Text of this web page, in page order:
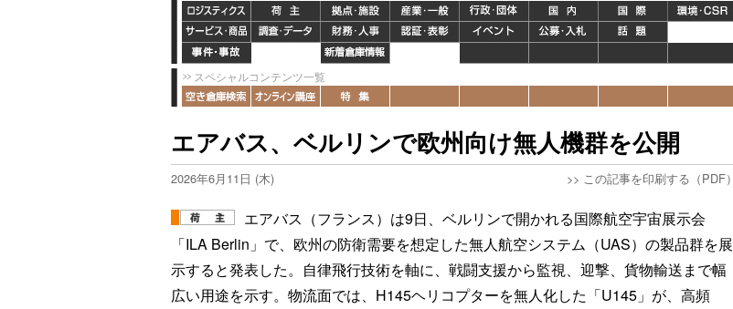
スペシャルコンテンツ一覧
エアバス、ベルリンで欧州向け無人機群を公開
2026年6月11日 (木) >> この記事を印刷する（PDF）
エアバス（フランス）は9日、ベルリンで開かれる国際航空宇宙展示会
「ILA Berlin」で、欧州の防衛需要を想定した無人航空システム（UAS）の製品群を展
示すると発表した。自律飛行技術を軸に、戦闘支援から監視、迎撃、貨物輸送まで幅
広い用途を示す。物流面では、H145ヘリコプターを無人化した「U145」が、高頻